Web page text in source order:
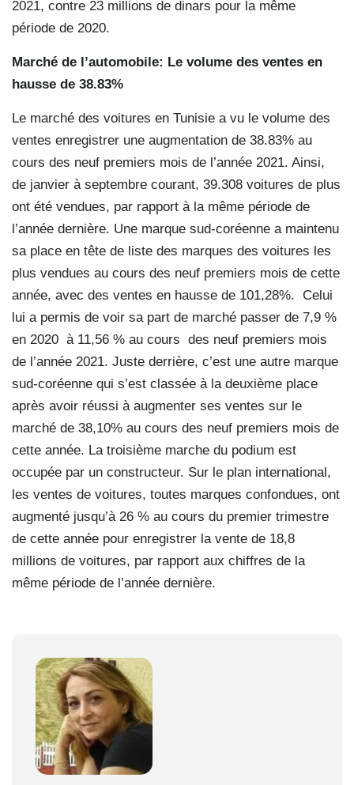
2021, contre 23 millions de dinars pour la même
période de 2020.
Marché de l’automobile: Le volume des ventes en
hausse de 38.83%
Le marché des voitures en Tunisie a vu le volume des
ventes enregistrer une augmentation de 38.83% au
cours des neuf premiers mois de l’année 2021. Ainsi,
de janvier à septembre courant, 39.308 voitures de plus
ont été vendues, par rapport à la même période de
l’année dernière. Une marque sud-coréenne a maintenu
sa place en tête de liste des marques des voitures les
plus vendues au cours des neuf premiers mois de cette
année, avec des ventes en hausse de 101,28%. Celui
lui a permis de voir sa part de marché passer de 7,9 %
en 2020 à 11,56 % au cours des neuf premiers mois
de l’année 2021. Juste derrière, c’est une autre marque
sud-coréenne qui s’est classée à la deuxième place
après avoir réussi à augmenter ses ventes sur le
marché de 38,10% au cours des neuf premiers mois de
cette année. La troisième marche du podium est
occupée par un constructeur. Sur le plan international,
les ventes de voitures, toutes marques confondues, ont
augmenté jusqu’à 26 % au cours du premier trimestre
de cette année pour enregistrer la vente de 18,8
millions de voitures, par rapport aux chiffres de la
même période de l’année dernière.